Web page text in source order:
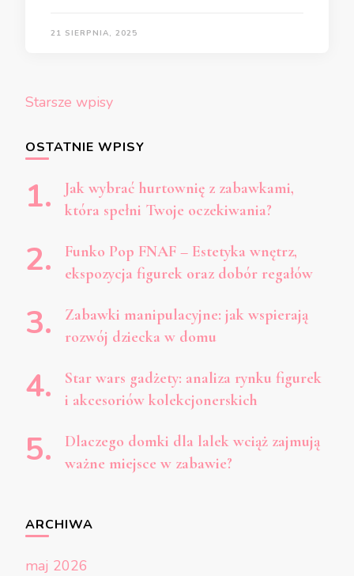
21 SIERPNIA, 2025
Nawigacja
wpisach
Starsze wpisy
OSTATNIE WPISY
Jak wybrać hurtownię z zabawkami,
która spełni Twoje oczekiwania?
Funko Pop FNAF – Estetyka wnętrz,
ekspozycja figurek oraz dobór regałów
Zabawki manipulacyjne: jak wspierają
rozwój dziecka w domu
Star wars gadżety: analiza rynku figurek
i akcesoriów kolekcjonerskich
Dlaczego domki dla lalek wciąż zajmują
ważne miejsce w zabawie?
ARCHIWA
maj 2026